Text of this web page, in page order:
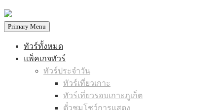
Primary Menu
ทัวร์ทั้งหมด
แพ็คเกจทัวร์
ทัวร์ประจำวัน
ทัวร์เที่ยวเกาะ
ทัวร์เที่ยวรอบเกาะภูเก็ต
ตั๋วชมโชว์การแสดง